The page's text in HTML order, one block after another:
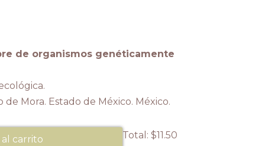
de organismos genéticamente
Mora. Estado de México. México.
carrito Total:$11.50